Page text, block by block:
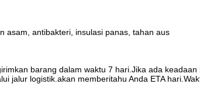
asam, antibakteri, insulasi panas, tahan aus
barang dalam waktu 7 hari.Jika ada
jalur logistik.akan memberitahu Anda ETA